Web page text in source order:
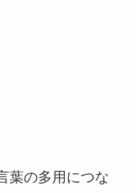
葉の多用につな